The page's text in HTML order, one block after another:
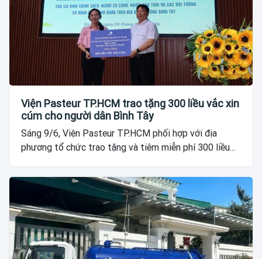
Viện Pasteur TP.HCM trao tặng 300 liều vắc xin
cúm cho người dân Bình Tây
Sáng 9/6, Viện Pasteur TP.HCM phối hợp với địa
phương tổ chức trao tặng và tiêm miễn phí 300 liều...